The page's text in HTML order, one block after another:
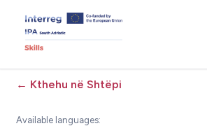
← Kthehu në Shtëpi
Available languages: